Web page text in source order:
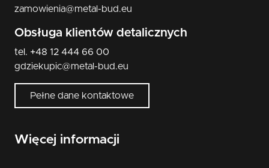
zamowienia@metal-bud.eu
Obsługa klientów detalicznych
tel. +48 12 444 66 00
gdziekupic@metal-bud.eu
Pełne dane kontaktowe
Więcej informacji